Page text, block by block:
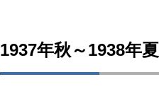
1937年秋～1938年